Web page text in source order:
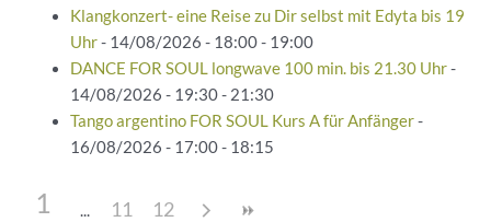
Klangkonzert- eine Reise zu Dir selbst mit Edyta bis 19
Uhr- 14/08/2026 - 18:00 - 19:00
DANCE FOR SOUL longwave 100 min. bis 21.30 Uhr-
14/08/2026 - 19:30 - 21:30
Tango argentino FOR SOUL Kurs A für Anfänger-
16/08/2026 - 17:00 - 18:15
1 11 12